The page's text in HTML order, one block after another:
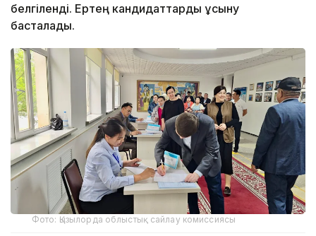
белгіленді. Ертең кандидаттарды ұсыну
басталады.
Фото: Қызылорда облыстық сайлау комиссиясы